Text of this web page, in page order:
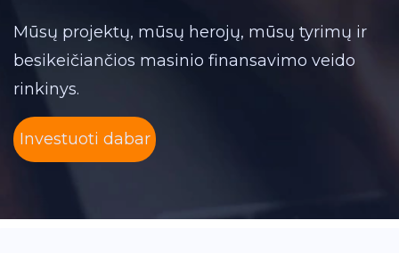
Mūsų projektų, mūsų herojų, mūsų tyrimų ir
besikeičiančios masinio finansavimo veido
rinkinys.
Investuoti dabar